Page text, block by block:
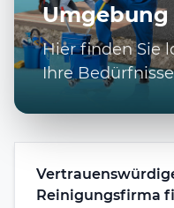
Umgebung
Hier finden Sie
Ihre
Reinigungsfirma